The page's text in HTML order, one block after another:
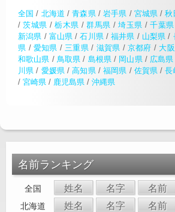
全国 / 北海道 /青森県/ 岩手県 / 宮城県 /秋
/茨城県 /栃木県 /群馬県 /埼玉県 /千葉県
新潟県 / 富山県 /石川県/福井県 / 山梨県 /
県 / 愛知県 /三重県 / 滋賀県 / 京都府 / 大
和歌山県 / 鳥取県 / 島根県/ 岡山県/ 広島県
川県 / 愛媛県/高知県/ 福岡県 / 佐賀県 /長
/ 宮崎県 / 鹿児島県 / 沖縄県
名前ランキング
全国 姓名 名字 名前
北海道 姓名 名字 名前